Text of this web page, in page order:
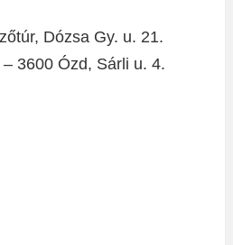
Dózsa Gy. u. 21.
3600 Ózd, Sárli u. 4.